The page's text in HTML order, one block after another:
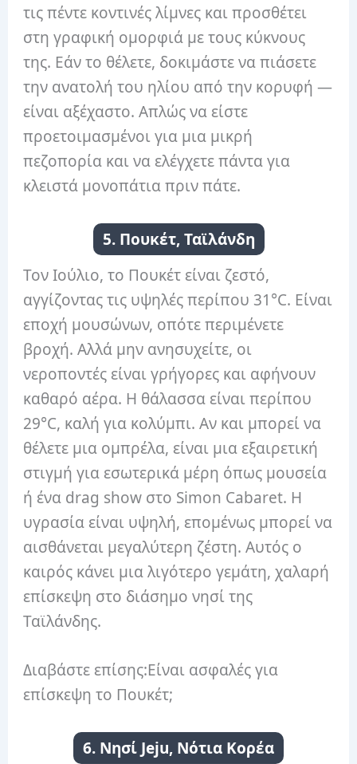
τις πέντε κοντινές λίμνες και προσθέτει
στη γραφική ομορφιά με τους κύκνους
της. Εάν το θέλετε, δοκιμάστε να πιάσετε
την ανατολή του ηλίου από την κορυφή —
είναι αξέχαστο. Απλώς να είστε
προετοιμασμένοι για μια μικρή
πεζοπορία και να ελέγχετε πάντα για
κλειστά μονοπάτια πριν πάτε.
5. Πουκέτ, Ταϊλάνδη
Τον Ιούλιο, το Πουκέτ είναι ζεστό,
αγγίζοντας τις υψηλές περίπου 31°C. Είναι
εποχή μουσώνων, οπότε περιμένετε
βροχή. Αλλά μην ανησυχείτε, οι
νεροποντές είναι γρήγορες και αφήνουν
καθαρό αέρα. Η θάλασσα είναι περίπου
29°C, καλή για κολύμπι. Αν και μπορεί να
θέλετε μια ομπρέλα, είναι μια εξαιρετική
στιγμή για εσωτερικά μέρη όπως μουσεία
ή ένα drag show στο Simon Cabaret. Η
υγρασία είναι υψηλή, επομένως μπορεί να
αισθάνεται μεγαλύτερη ζέστη. Αυτός ο
καιρός κάνει μια λιγότερο γεμάτη, χαλαρή
επίσκεψη στο διάσημο νησί της
Ταϊλάνδης.
Διαβάστε επίσης:Είναι ασφαλές για
επίσκεψη το Πουκέτ;
6. Νησί Jeju, Νότια Κορέα